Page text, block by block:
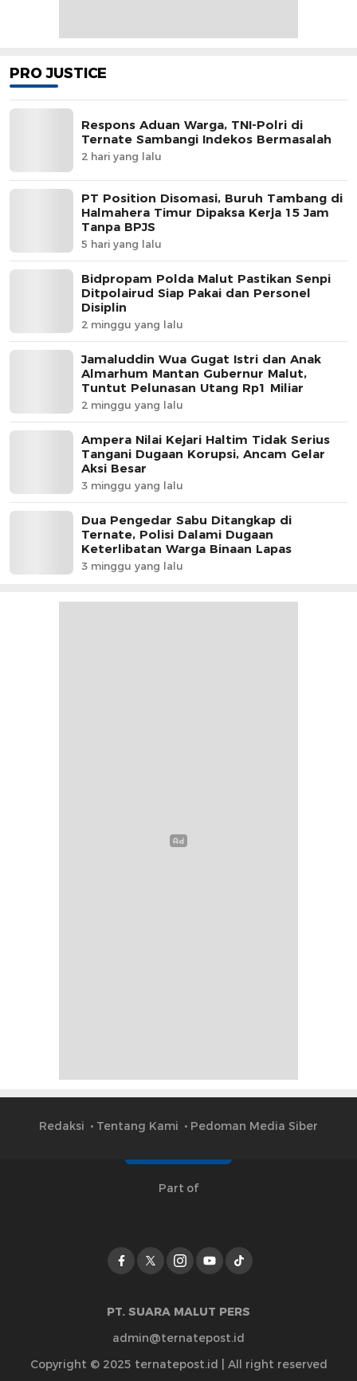
PRO JUSTICE
Respons Aduan Warga, TNI-Polri di
Ternate Sambangi Indekos Bermasalah
2 hari yang lalu
PT Position Disomasi, Buruh Tambang di
Halmahera Timur Dipaksa Kerja 15 Jam
Tanpa BPJS
5 hari yang lalu
Bidpropam Polda Malut Pastikan Senpi
Ditpolairud Siap Pakai dan Personel
Disiplin
2 minggu yang lalu
Jamaluddin Wua Gugat Istri dan Anak
Almarhum Mantan Gubernur Malut,
Tuntut Pelunasan Utang Rp1 Miliar
2 minggu yang lalu
Ampera Nilai Kejari Haltim Tidak Serius
Tangani Dugaan Korupsi, Ancam Gelar
Aksi Besar
3 minggu yang lalu
Dua Pengedar Sabu Ditangkap di
Ternate, Polisi Dalami Dugaan
Keterlibatan Warga Binaan Lapas
3 minggu yang lalu
Redaksi Tentang Kami Pedoman Media Siber
Part of
PT. SUARA MALUT PERS
admin@ternatepost.id
Copyright © 2025 ternatepost.id | All right reserved